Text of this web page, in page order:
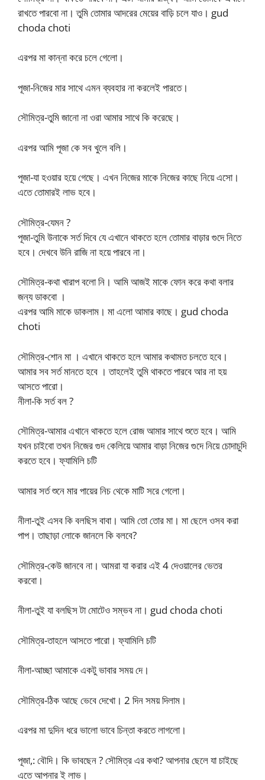
রাখতে পারবো না। তুমি তোমার আদরের মেয়ের বাড়ি চলে যাও। gud
choda choti
এরপর মা কান্না করে চলে গেলো।
পূজা-নিজের মার সাথে এমন ব্যবহার না করলেই পারতে।
সৌমিত্র-তুমি জানো না ওরা আমার সাথে কি করেছে।
এরপর আমি পূজা কে সব খুলে বলি।
পূজা-যা হওয়ার হয়ে গেছে। এখন নিজের মাকে নিজের কাছে নিয়ে এসো।
এতে তোমারই লাভ হবে।
সৌমিত্র-যেমন ?
পূজা-তুমি উনাকে সর্ত দিবে যে এখানে থাকতে হলে তোমার বাড়ার গুদে নিতে
হবে। দেখবে উনি রাজি না হয়ে পারবে না।
সৌমিত্র-কথা খারাপ বলো নি। আমি আজই মাকে ফোন করে কথা বলার
জন্য ডাকবো ।
এরপর আমি মাকে ডাকলাম। মা এলো আমার কাছে। gud choda
choti
সৌমিত্র-শোন মা । এখানে থাকতে হলে আমার কথামত চলতে হবে।
আমার সব সর্ত মানতে হবে । তাহলেই তুমি থাকতে পারবে আর না হয়
আসতে পারো।
নীলা-কি সর্ত বল ?
সৌমিত্র-আমার এখানে থাকতে হলে রোজ আমার সাথে শুতে হবে। আমি
যখন চাইবো তখন নিজের গুদ কেলিয়ে আমার বাড়া নিজের গুদে নিয়ে চোদাচুদি
করতে হবে। ফ্যামিলি চটি
আমার সর্ত শুনে মার পায়ের নিচ থেকে মাটি সরে গেলো।
নীলা-তুই এসব কি বলছিস বাবা। আমি তো তোর মা। মা ছেলে ওসব করা
পাপ। তাছাড়া লোকে জানলে কি বলবে?
সৌমিত্র-কেউ জানবে না। আমরা যা করার এই 4 দেওয়ালের ভেতর
করবো।
নীলা-তুই যা বলছিস টা মোটেও সম্ভব না। gud choda choti
সৌমিত্র-তাহলে আসতে পারো। ফ্যামিলি চটি
নীলা-আচ্ছা আমাকে একটু ভাবার সময় দে।
সৌমিত্র-ঠিক আছে ভেবে দেখো। 2 দিন সময় দিলাম।
এরপর মা দুদিন ধরে ভালো ভাবে চিন্তা করতে লাগলো।
পূজা,: বৌদি। কি ভাবছেন ? সৌমিত্র এর কথা? আপনার ছেলে যা চাইছে
এতে আপনার ই লাভ।